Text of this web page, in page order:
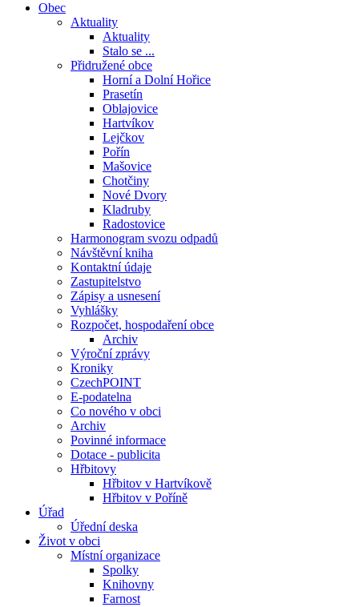
Obec
Aktuality
Aktuality
Stalo se ...
Přidružené obce
Horní a Dolní Hořice
Prasetín
Oblajovice
Hartvíkov
Lejčkov
Pořín
Mašovice
Chotčiny
Nové Dvory
Kladruby
Radostovice
Harmonogram svozu odpadů
Návštěvní kniha
Kontaktní údaje
Zastupitelstvo
Zápisy a usnesení
Vyhlášky
Rozpočet, hospodaření obce
Archiv
Výroční zprávy
Kroniky
CzechPOINT
E-podatelna
Co nového v obci
Archiv
Povinné informace
Dotace - publicita
Hřbitovy
Hřbitov v Hartvíkově
Hřbitov v Poříně
Úřad
Úřední deska
Život v obci
Místní organizace
Spolky
Knihovny
Farnost